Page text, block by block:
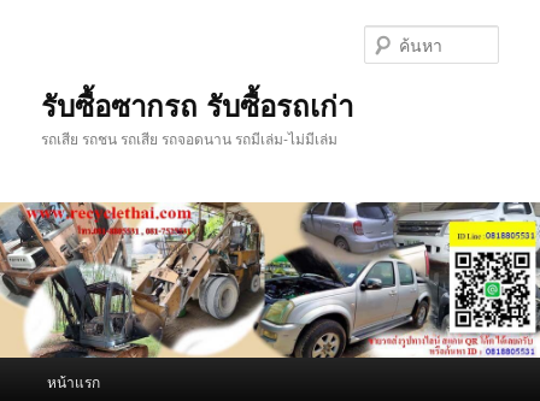
รับซื้อซากรถ รับซื้อรถเก่า
รถเสีย รถชน รถเสีย รถจอดนาน รถมีเล่ม-ไม่มีเล่ม
หน้าแรก